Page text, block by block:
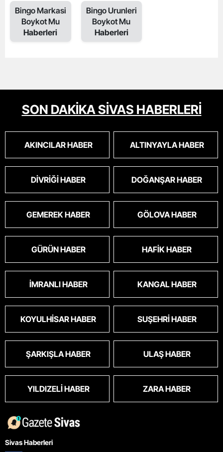
Bingo Markasi
Boykot Mu
Haberleri
Bingo Urunleri
Boykot Mu
Haberleri
SON DAKİKA SİVAS HABERLERİ
AKINCILAR HABER ALTINYAYLA HABER
DIVRIĞI HABER DOĞANŞAR HABER
GEMEREK HABER GÖLOVA HABER
GÜRÜN HABER HAFIK HABER
İMRANLI HABER KANGAL HABER
KOYULHISAR HABER SUŞEHRI HABER
ŞARKIŞLA HABER ULAŞ HABER
YILDIZELI HABER ZARA HABER
Sivas Haberleri